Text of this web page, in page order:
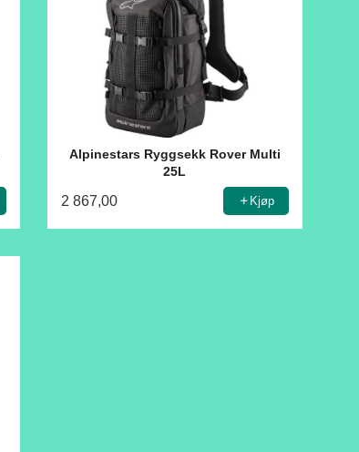
Alpinestars Ryggsekk Rover Multi
25L
2 867,00 Kjøp